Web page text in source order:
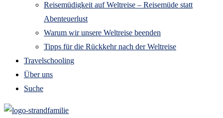
Reisemüdigkeit auf Weltreise – Reisemüde statt
Abenteuerlust
Warum wir unsere Weltreise beenden
Tipps für die Rückkehr nach der Weltreise
Travelschooling
Über uns
Suche